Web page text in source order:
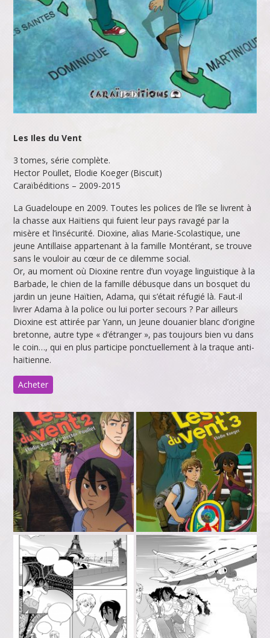
Les Iles du Vent
3 tomes, série complète.
Hector Poullet, Elodie Koeger (Biscuit)
Caraïbéditions – 2009-2015
La Guadeloupe en 2009. Toutes les polices de l’île se livrent à
la chasse aux Haïtiens qui fuient leur pays ravagé par la
misère et l’insécurité. Dioxine, alias Marie-Scolastique, une
jeune Antillaise appartenant à la famille Montérant, se trouve
sans le vouloir au cœur de ce dilemme social.
Or, au moment où Dioxine rentre d’un voyage linguistique à la
Barbade, le chien de la famille débusque dans un bosquet du
jardin un jeune Haïtien, Adama, qui s’était réfugié là. Faut-il
livrer Adama à la police ou lui porter secours ? Par ailleurs
Dioxine est attirée par Yann, un Jeune douanier blanc d’origine
bretonne, autre type « d’étranger », pas toujours bien vu dans
le coin…, qui en plus participe ponctuellement à la traque anti-
haïtienne.
Acheter